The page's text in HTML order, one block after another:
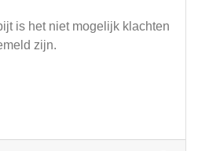
is het niet mogelijk klachten
zijn.